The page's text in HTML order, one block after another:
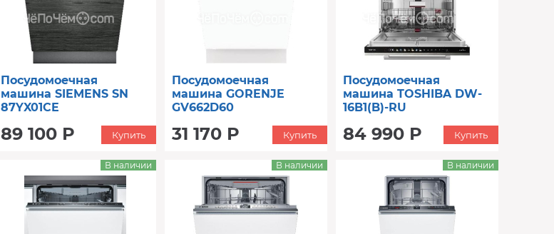
Посудомоечная
машина SIEMENS SN
87YX01CE
89 100 Р Купить
Посудомоечная
машина GORENJE
GV662D60
31 170 Р Купить
Посудомоечная
машина TOSHIBA DW-
16B1(B)-RU
84 990 Р Купить
В наличии В наличии В наличии